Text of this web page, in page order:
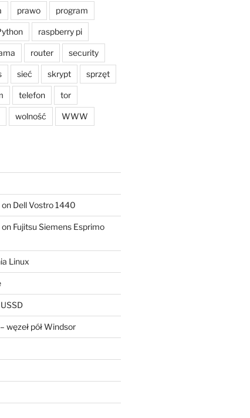
prawo program
raspberry pi
router security
sieć skrypt sprzęt
telefon tor
wolność WWW
Dell Vostro 1440
Fujitsu Siemens Esprimo
Linux
węzeł pół Windsor